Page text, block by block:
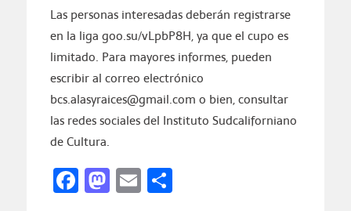
Las personas interesadas deberán registrarse
en la liga goo.su/vLpbP8H, ya que el cupo es
limitado. Para mayores informes, pueden
escribir al correo electrónico
bcs.alasyraices@gmail.com o bien, consultar
las redes sociales del Instituto Sudcaliforniano
de Cultura.
Facebook
Mastodon
EmailCompartir